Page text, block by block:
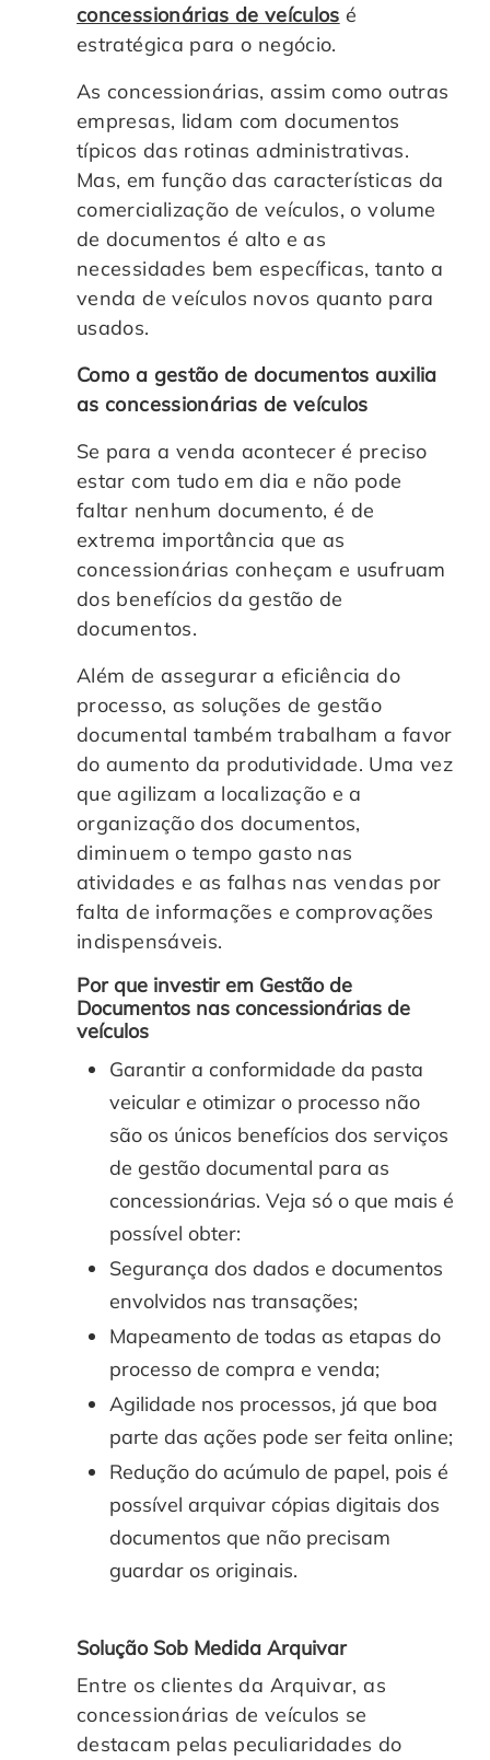
concessionárias de veículos é
estratégica para o negócio.
As concessionárias, assim como outras
empresas, lidam com documentos
típicos das rotinas administrativas.
Mas, em função das características da
comercialização de veículos, o volume
de documentos é alto e as
necessidades bem específicas, tanto a
venda de veículos novos quanto para
usados.
Como a gestão de documentos auxilia
as concessionárias de veículos
Se para a venda acontecer é preciso
estar com tudo em dia e não pode
faltar nenhum documento, é de
extrema importância que as
concessionárias conheçam e usufruam
dos benefícios da gestão de
documentos.
Além de assegurar a eficiência do
processo, as soluções de gestão
documental também trabalham a favor
do aumento da produtividade. Uma vez
que agilizam a localização e a
organização dos documentos,
diminuem o tempo gasto nas
atividades e as falhas nas vendas por
falta de informações e comprovações
indispensáveis.
Por que investir em Gestão de
Documentos nas concessionárias de
veículos
Garantir a conformidade da pasta
veicular e otimizar o processo não
são os únicos benefícios dos serviços
de gestão documental para as
concessionárias. Veja só o que mais é
possível obter:
Segurança dos dados e documentos
envolvidos nas transações;
Mapeamento de todas as etapas do
processo de compra e venda;
Agilidade nos processos, já que boa
parte das ações pode ser feita online;
Redução do acúmulo de papel, pois é
possível arquivar cópias digitais dos
documentos que não precisam
guardar os originais.
Solução Sob Medida Arquivar
Entre os clientes da Arquivar, as
concessionárias de veículos se
destacam pelas peculiaridades do